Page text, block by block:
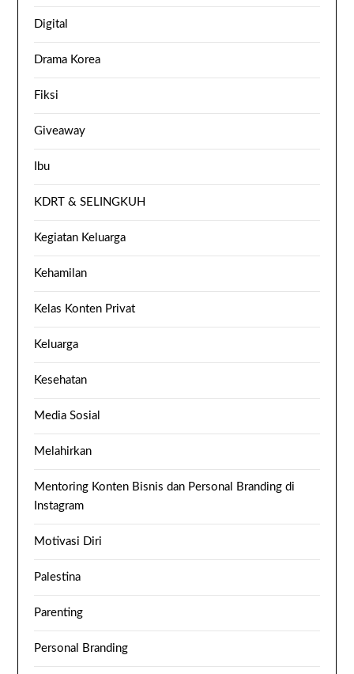
Digital
Drama Korea
Fiksi
Giveaway
Ibu
KDRT & SELINGKUH
Kegiatan Keluarga
Kehamilan
Kelas Konten Privat
Keluarga
Kesehatan
Media Sosial
Melahirkan
Mentoring Konten Bisnis dan Personal Branding di
Instagram
Motivasi Diri
Palestina
Parenting
Personal Branding